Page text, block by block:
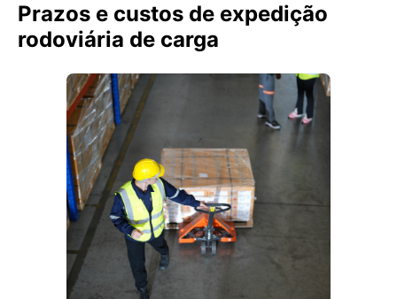
Prazos e custos de expedição
rodoviária de carga